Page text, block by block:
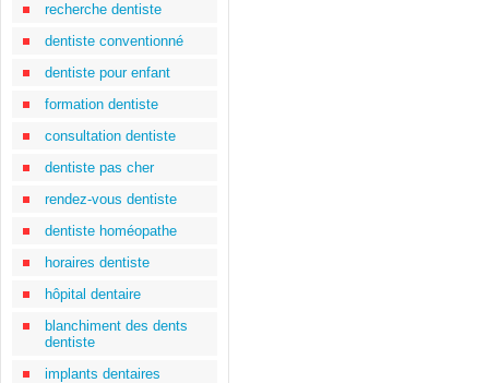
recherche dentiste
dentiste conventionné
dentiste pour enfant
formation dentiste
consultation dentiste
dentiste pas cher
rendez-vous dentiste
dentiste homéopathe
horaires dentiste
hôpital dentaire
blanchiment des dents
dentiste
implants dentaires